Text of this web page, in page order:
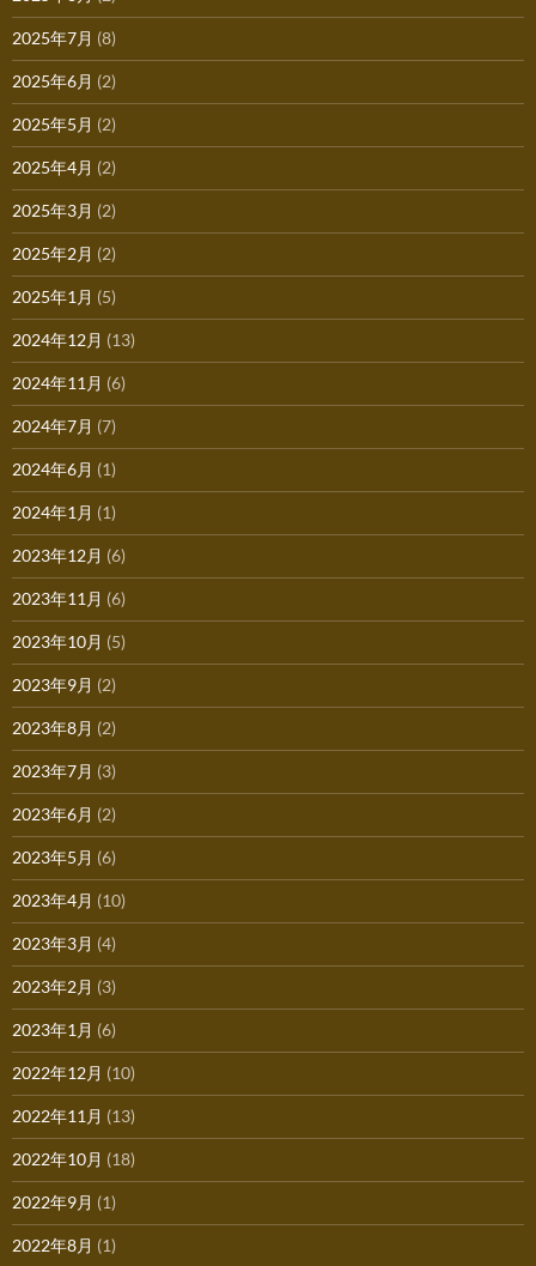
2025年7月 (8)
2025年6月 (2)
2025年5月 (2)
2025年4月 (2)
2025年3月 (2)
2025年2月 (2)
2025年1月 (5)
2024年12月 (13)
2024年11月 (6)
2024年7月 (7)
2024年6月 (1)
2024年1月 (1)
2023年12月 (6)
2023年11月 (6)
2023年10月 (5)
2023年9月 (2)
2023年8月 (2)
2023年7月 (3)
2023年6月 (2)
2023年5月 (6)
2023年4月 (10)
2023年3月 (4)
2023年2月 (3)
2023年1月 (6)
2022年12月 (10)
2022年11月 (13)
2022年10月 (18)
2022年9月 (1)
2022年8月 (1)